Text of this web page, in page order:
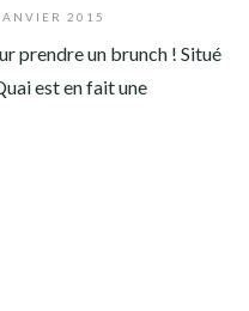
2015
prendre un brunch ! Situé
est en fait une